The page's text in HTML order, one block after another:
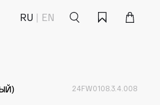
RU EN Поиск ИзбранноеКорзина
24FW0108.3.4.008